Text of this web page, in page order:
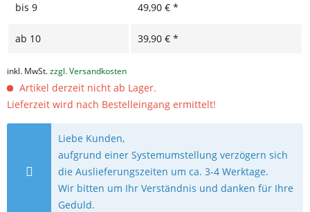
bis 9 49,90 € *
ab 10 39,90 € *
inkl. MwSt.zzgl. Versandkosten
Artikel derzeit nicht ab Lager.
Lieferzeit wird nach Bestelleingang ermittelt!
Liebe Kunden,
aufgrund einer Systemumstellung verzögern sich
die Auslieferungszeiten um ca. 3-4 Werktage.
Wir bitten um Ihr Verständnis und danken für Ihre
Geduld.